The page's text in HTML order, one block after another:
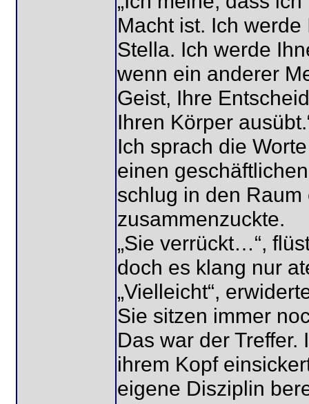
Macht ist. Ich
Stella. Ich werde
wenn ein anderer
Geist, Ihre
Ihren Körper
Ich sprach die
einen
schlug in den
zusammenzuckte.
„Sie verrückt…“,
doch es klang nur
„Vielleicht“,
Sie sitzen immer
Das war der
ihrem Kopf
eigene Disziplin